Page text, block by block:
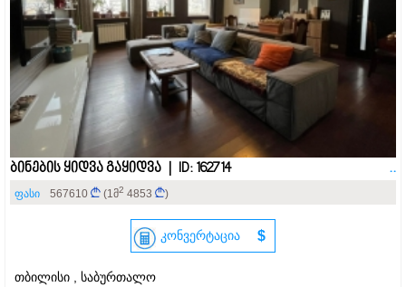
ბინების ყიდვა გაყიდვა | ID: 162714 ..
ფასი 567610 (1მ2 4853 )
კონვერტაცია $
თბილისი , საბურთალო